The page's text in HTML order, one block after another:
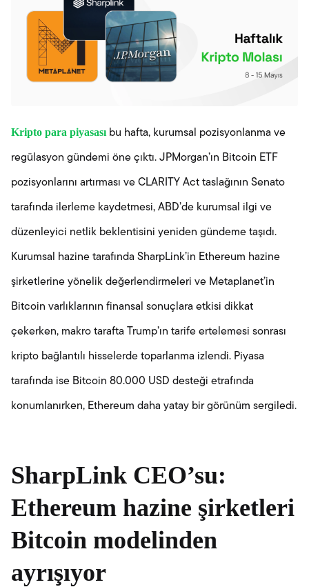
Kripto para piyasası bu hafta, kurumsal pozisyonlanma ve
regülasyon gündemi öne çıktı. JPMorgan’ın Bitcoin ETF
pozisyonlarını artırması ve CLARITY Act taslağının Senato
tarafında ilerleme kaydetmesi, ABD’de kurumsal ilgi ve
düzenleyici netlik beklentisini yeniden gündeme taşıdı.
Kurumsal hazine tarafında SharpLink’in Ethereum hazine
şirketlerine yönelik değerlendirmeleri ve Metaplanet’in
Bitcoin varlıklarının finansal sonuçlara etkisi dikkat
çekerken, makro tarafta Trump’ın tarife ertelemesi sonrası
kripto bağlantılı hisselerde toparlanma izlendi. Piyasa
tarafında ise Bitcoin 80.000 USD desteği etrafında
konumlanırken, Ethereum daha yatay bir görünüm sergiledi.
SharpLink CEO’su:
Ethereum hazine şirketleri
Bitcoin modelinden
ayrışıyor